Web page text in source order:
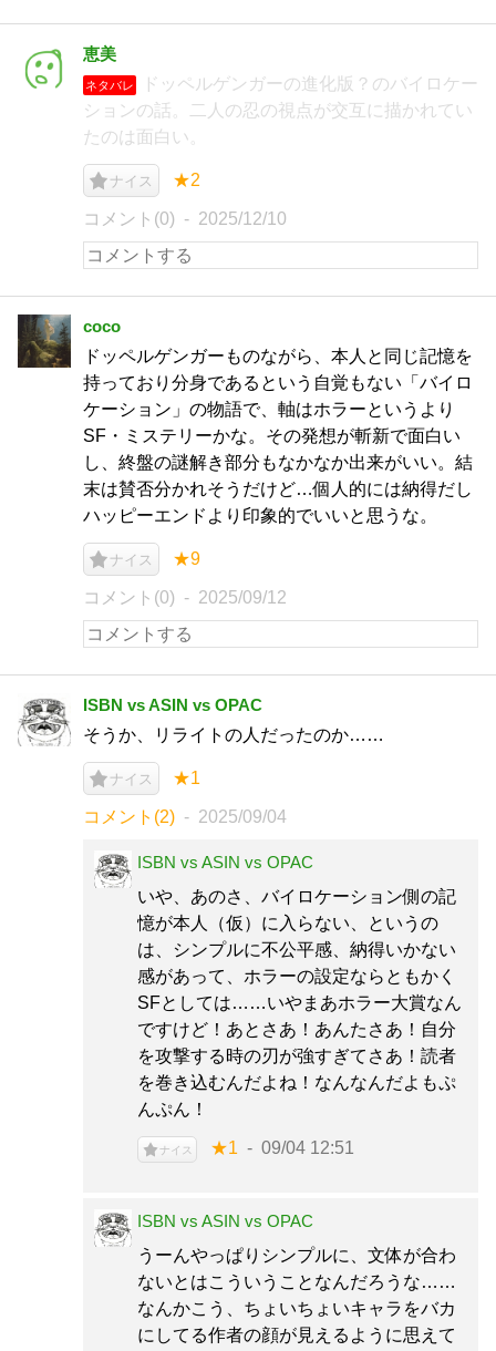
恵美
ネタバレ
ドッペルゲンガーの進化版？のバイロケー
ションの話。二人の忍の視点が交互に描かれてい
たのは面白い。
ナイス ★2
コメント(0) 2025/12/10
coco
ドッペルゲンガーものながら、本人と同じ記憶を
持っており分身であるという自覚もない「バイロ
ケーション」の物語で、軸はホラーというより
SF・ミステリーかな。その発想が斬新で面白い
し、終盤の謎解き部分もなかなか出来がいい。結
末は賛否分かれそうだけど…個人的には納得だし
ハッピーエンドより印象的でいいと思うな。
ナイス ★9
コメント(0) 2025/09/12
ISBN vs ASIN vs OPAC
そうか、リライトの人だったのか……
ナイス ★1
コメント(2) 2025/09/04
ISBN vs ASIN vs OPAC
いや、あのさ、バイロケーション側の記
憶が本人（仮）に入らない、というの
は、シンプルに不公平感、納得いかない
感があって、ホラーの設定ならともかく
SFとしては……いやまあホラー大賞なん
ですけど！あとさあ！あんたさあ！自分
を攻撃する時の刃が強すぎてさあ！読者
を巻き込むんだよね！なんなんだよもぷ
んぷん！
ナイス ★1 09/04 12:51
ISBN vs ASIN vs OPAC
うーんやっぱりシンプルに、文体が合わ
ないとはこういうことなんだろうな……
なんかこう、ちょいちょいキャラをバカ
にしてる作者の顔が見えるように思えて